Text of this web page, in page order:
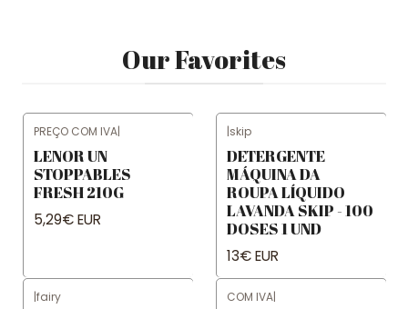
Our Favorites
PREÇO COM IVA|
LENOR UN
STOPPABLES
FRESH 210G
5,29€ EUR
|skip
DETERGENTE
MÁQUINA DA
ROUPA LÍQUIDO
LAVANDA SKIP - 100
DOSES 1 UND
13€ EUR
|fairy COM IVA|